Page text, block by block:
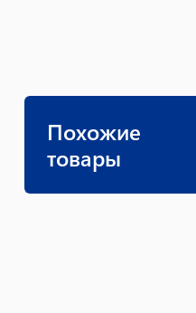
Похожие
товары